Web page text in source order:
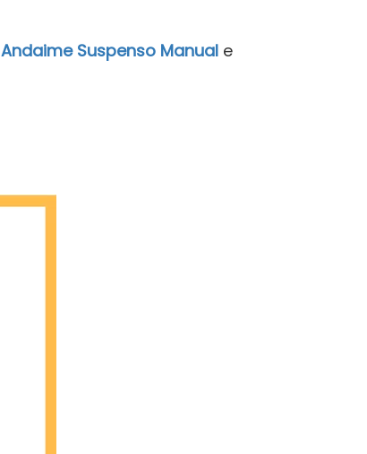
Andaime Suspenso Manual e